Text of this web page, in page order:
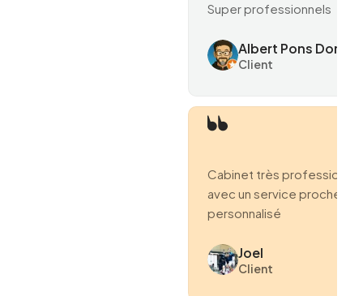
Super professionnels
Albert Pons
Client
Cabinet très professionnel
avec un service proche et
personnalisé
Joel
Client